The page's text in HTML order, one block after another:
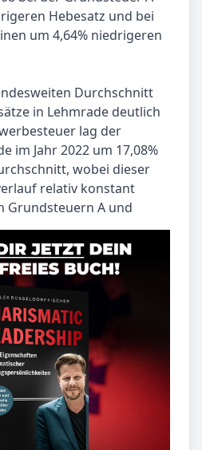
Hebesatz und bei
um 4,64% niedrigeren
Durchschnitt
in Lehmrade deutlich
lag der
im Jahr 2022 um 17,08%
wobei dieser
relativ konstant
Grundsteuern A und